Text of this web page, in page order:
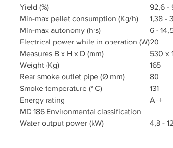
Yield (%)
92,6 -
Min-max pellet consumption (Kg/h)
1,38 -
Min-max autonomy (hrs)
6 - 14,5
Electrical power while in operation (W)20
Measures B x H x D (mm)
530 x
Weight (Kg)
165
Rear smoke outlet pipe (Ø mm)
80
Smoke temperature (° C)
131
Energy rating
A++
MD 186 Environmental classification
Water output power (kW)
4,8 - 12